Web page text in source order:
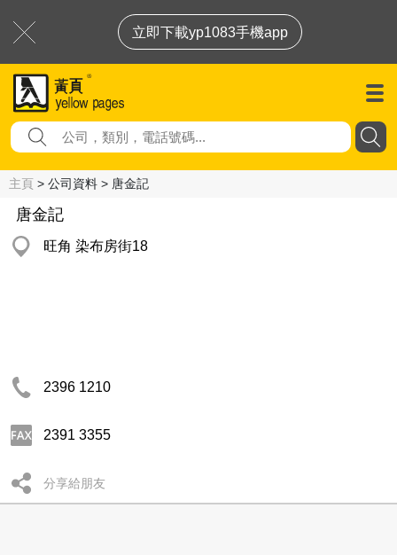
立即下載yp1083手機app
主頁 > 公司資料 > 唐金記
唐金記
旺角 染布房街18
2396 1210
2391 3355
分享給朋友